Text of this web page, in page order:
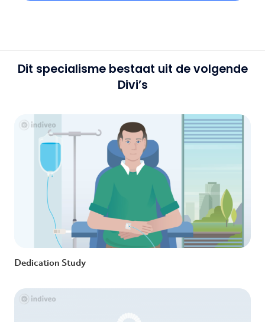
Dit specialisme bestaat uit de volgende
Divi’s
Dedication Study